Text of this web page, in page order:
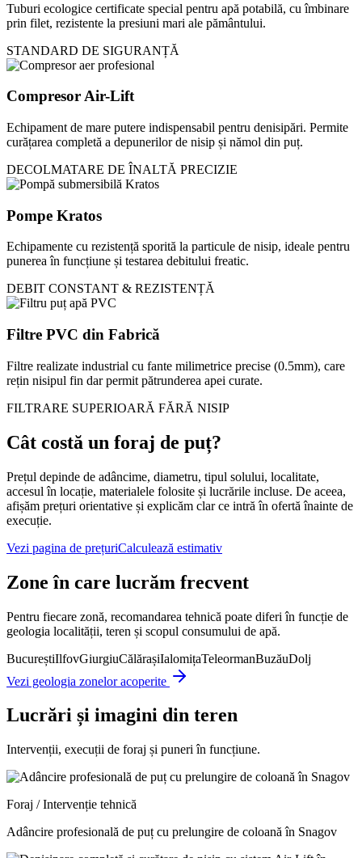
Tuburi ecologice certificate special pentru apă potabilă, cu îmbinare
prin filet, rezistente la presiuni mari ale pământului.
STANDARD DE SIGURANȚĂ
Compresor Air-Lift
Echipament de mare putere indispensabil pentru denisipări. Permite
curățarea completă a depunerilor de nisip și nămol din puț.
DECOLMATARE DE ÎNALTĂ PRECIZIE
Pompe Kratos
Echipamente cu rezistență sporită la particule de nisip, ideale pentru
punerea în funcțiune și testarea debitului freatic.
DEBIT CONSTANT & REZISTENȚĂ
Filtre PVC din Fabrică
Filtre realizate industrial cu fante milimetrice precise (0.5mm), care
rețin nisipul fin dar permit pătrunderea apei curate.
FILTRARE SUPERIOARĂ FĂRĂ NISIP
Cât costă un foraj de puț?
Prețul depinde de adâncime, diametru, tipul solului, localitate,
accesul în locație, materialele folosite și lucrările incluse. De aceea,
afișăm prețuri orientative și explicăm clar ce intră în ofertă înainte de
execuție.
Vezi pagina de prețuriCalculează estimativ
Zone în care lucrăm frecvent
Pentru fiecare zonă, recomandarea tehnică poate diferi în funcție de
geologia localității, teren și scopul consumului de apă.
BucureștiIlfovGiurgiuCălărașiIalomițaTeleormanBuzăuDolj
Vezi geologia zonelor acoperite
Lucrări și imagini din teren
Intervenții, execuții de foraj și puneri în funcțiune.
Foraj / Intervenție tehnică
Adâncire profesională de puț cu prelungire de coloană în Snagov